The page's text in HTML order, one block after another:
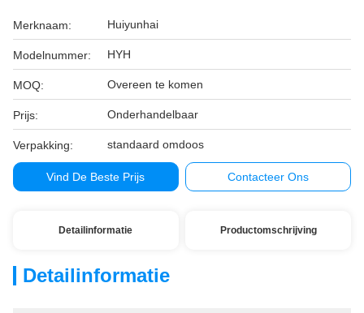
Merknaam: Huiyunhai
Modelnummer: HYH
MOQ: Overeen te komen
Prijs: Onderhandelbaar
Verpakking: standaard omdoos
Vind De Beste Prijs Contacteer Ons
Detailinformatie Productomschrijving
Detailinformatie